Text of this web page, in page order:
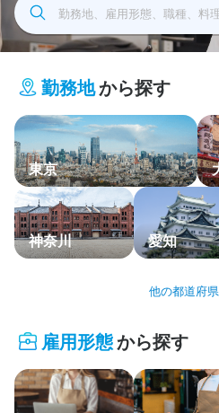
マイページ管理
閲覧履歴
気になる求人
検索履歴・保存した条件
応募履歴
WEB履歴書
掲載をご検討の店舗様へ
食べログ求人PRESS
勤務地、雇用形態、職種、料
勤務地から探す
東京
神奈川 愛知
関東
中部・北陸
雇用形態から探す